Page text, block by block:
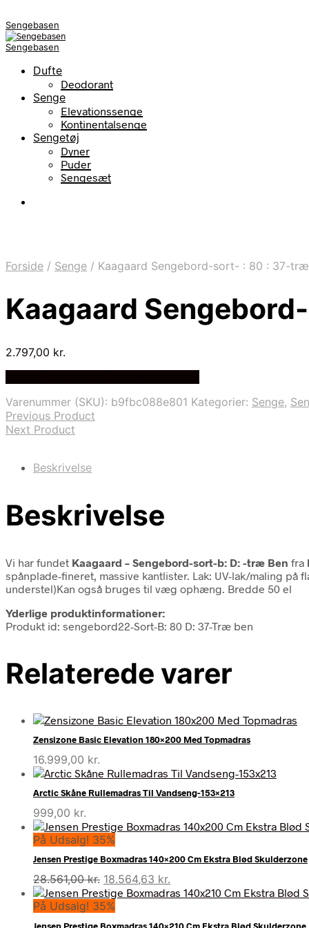
Sengebasen
Sengebasen
Dufte
Deodorant
Senge
Elevationssenge
Kontinentalsenge
Sengetøj
Dyner
Puder
Sengesæt
Forside / Senge / Kaagaard Sengebord-sort- : 80 : 37-
Kaagaard
2.797,00 kr.
Varenummer (SKU): b9fbc088e801 Kategorier: Senge,
Previous Product
Next Product
Beskrivelse
Beskrivelse
Vi har fundet Kaagaard – Sengebord-sort-b: D: -træ Ben fra
spånplade-fineret, massive kantlister. Lak: UV-lak/maling på
understel)Kan også bruges til væg ophæng. Bredde 50 el
Yderlige produktinformationer:
Produkt id: sengebord22-Sort-B: 80 D: 37-Træ ben
Relaterede varer
Zensizone Basic Elevation 180×200 Med Topmadras
16.999,00 kr.
Arctic Skåne Rullemadras Til Vandseng-153×213
999,00 kr.
På Udsalg! 35%
Jensen Prestige Boxmadras 140×200 Cm Ekstra Blød Skulderzone
28.561,00kr. Den
oprindelige
pris
var:
18.564,63 kr.
aktuelle
er:
På Udsalg! 35%